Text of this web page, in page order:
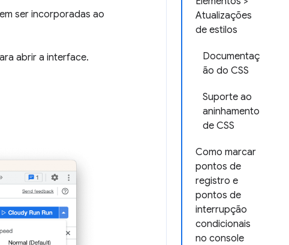
Atualizações
de estilos
Documentaç
ão do CSS
Suporte ao
aninhamento
de CSS
Como marcar
pontos de
registro e
pontos de
interrupção
condicionais
no console
ser incorporadas ao
abrir a interface.